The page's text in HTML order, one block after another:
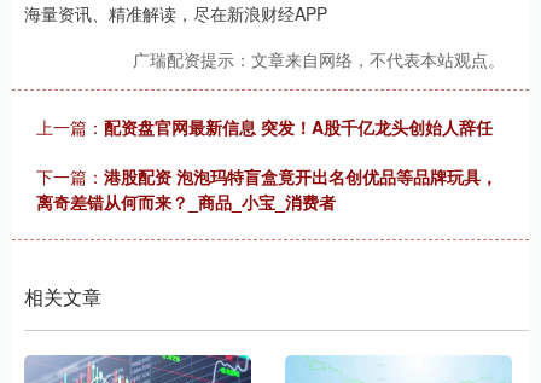
海量资讯、精准解读，尽在新浪财经APP
广瑞配资提示：文章来自网络，不代表本站观点。
上一篇： 配资盘官网最新信息 突发！A股千亿龙头创始人辞任
下一篇： 港股配资 泡泡玛特盲盒竟开出名创优品等品牌玩具，
离奇差错从何而来？_商品_小宝_消费者
相关文章